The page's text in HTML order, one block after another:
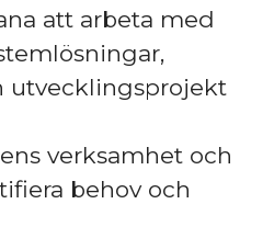
att arbeta med
utvecklingsprojekt
verksamhet och
behov och